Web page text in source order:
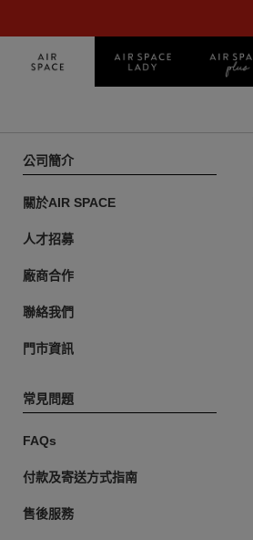
公司簡介
關於AIR SPACE
人才招募
廠商合作
聯絡我們
門市資訊
常見問題
FAQs
付款及寄送方式指南
售後服務